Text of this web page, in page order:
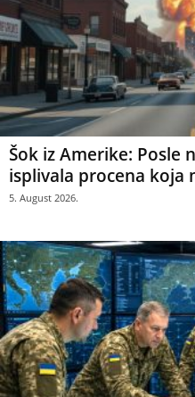
Šok iz Amerike: Posle
isplivala procena koja
5. August 2026.